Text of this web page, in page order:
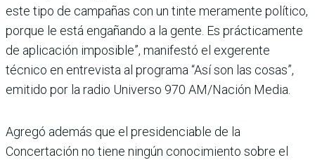
este tipo de campañas con un tinte meramente político,
porque le está engañando a la gente. Es prácticamente
de aplicación imposible”, manifestó el exgerente
técnico en entrevista al programa “Así son las cosas”,
emitido por la radio Universo 970 AM/Nación Media.
Agregó además que el presidenciable de la
Concertación no tiene ningún conocimiento sobre el